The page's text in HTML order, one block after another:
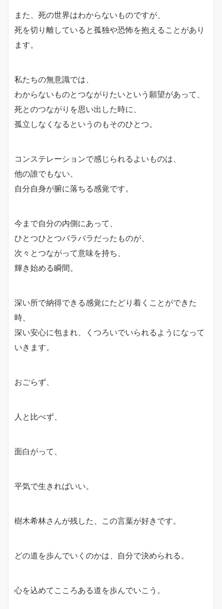
また、死の世界はわからないものですが、
死を切り離していると孤独や恐怖を抱えることがあり
ます。
私たちの無意識では、
わからないものとつながりたいという願望があって、
死とのつながりを思い出した時に、
孤立しなくなるというのもそのひとつ。
コンステレーションで感じられるよいものは、
他の誰でもない、
自分自身が腑に落ちる感覚です。
今まで自分の内側にあって、
ひとつひとつバラバラだったものが、
次々とつながって意味を持ち、
輝き始める瞬間。
深い所で納得できる感覚にたどり着くことができた
時、
深い安心に包まれ、くつろいでいられるようになって
いきます。
おごらず、
人と比べず、
面白がって、
平気で生きればいい。
樹木希林さんが残した、この言葉が好きです。
どの道を歩んでいくのかは、自分で決められる。
心を込めてこころある道を歩んでいこう。